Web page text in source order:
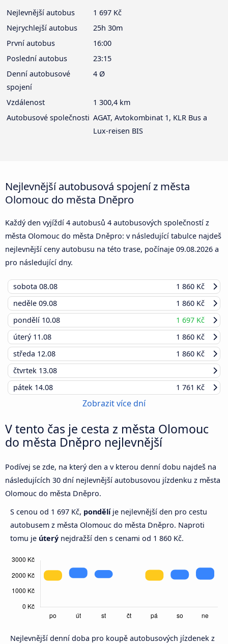
Nejlevnější autobus
1 697 Kč
Nejrychlejší autobus
25h 30m
První autobus
16:00
Poslední autobus
23:15
Denní autobusové
spojení
4 Ø
Vzdálenost
1 300,4 km
Autobusové společnosti AGAT, Avtokombinat 1, KLR Bus a
Lux-reisen BIS
Nejlevnější autobusová spojení z města
Olomouc do města Dněpro
Každý den vyjíždí 4 autobusů 4 autobusových společností z
města Olomouc do města Dněpro: v následující tabulce najdeš
nejlevnější ceny autobusu na této trase, počínaje 09.08.2026 a
pro následující dny.
sobota 08.08
1 860 Kč
neděle 09.08
1 860 Kč
pondělí 10.08
1 697 Kč
úterý 11.08
1 860 Kč
středa 12.08
1 860 Kč
čtvrtek 13.08
pátek 14.08 1 761 Kč
Zobrazit více dní
V tento čas je cesta z města Olomouc
do města Dněpro nejlevnější
Podívej se zde, na který den a v kterou denní dobu najdeš na
následujících 30 dní nejlevnější autobusovou jízdenku z města
Olomouc do města Dněpro.
S cenou od 1 697 Kč, pondělíje nejlevnější den pro cestu
autobusem z města Olomouc do města Dněpro. Naproti
tomu je úterý nejdražší den s cenami od 1 860 Kč.
Nejlevnější denní doba pro koupě autobusových jízdenek z